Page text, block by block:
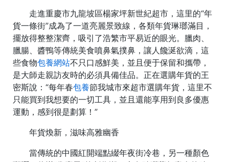
走進重慶市九龍坡區楊家坪新世紀超市，這里的“年
貨一條街”成為了一道亮麗景致線，各類年貨琳瑯滿目，
擺放得整整潔齊，吸引了浩繁市平易近的眼光。臘肉、
臘腸、醬鴨等傳統美食噴鼻氣撲鼻，讓人饞涎欲滴，這
些食物包養網站不只口感鮮美，並且便于保留和攜帶，
是大師走親訪友時的必須具備佳品。正在選購年貨的王
密斯說：“每年春包養節我城市來超市選購年貨，這里不
只能買到我想要的一切工具，並且還能享用到良多優惠
運動，感到很是劃算！”
年貨煥新，滋味高雅幽香
當傳統的中國紅開端點綴年夜街冷巷，另一種顏色